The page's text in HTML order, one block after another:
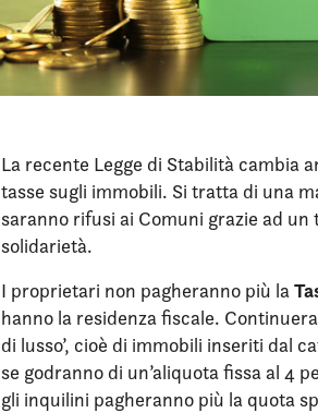
La recente Legge di Stabilità cambia
tasse sugli immobili. Si tratta di una
saranno rifusi ai Comuni grazie ad
solidarietà.
I proprietari non pagheranno più la
hanno la residenza fiscale.
di lusso’, cioè di immobili inseriti dal
se godranno di un’aliquota fissa al 4
gli inquilini pagheranno più la quota